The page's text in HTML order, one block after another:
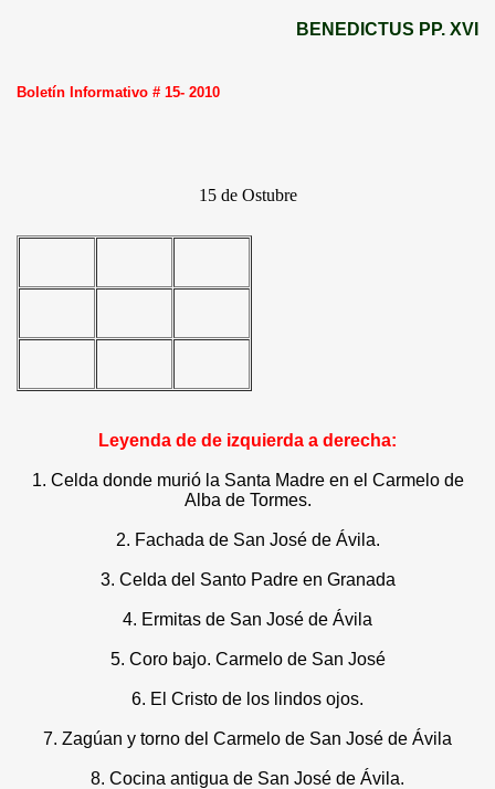
BENEDICTUS PP. XVI
Boletín Informativo # 15- 2010
15 de Ostubre
Leyenda de de izquierda a derecha:
1. Celda donde murió la Santa Madre en el Carmelo de
Alba de Tormes.
2. Fachada de San José de Ávila.
3. Celda del Santo Padre en Granada
4. Ermitas de San José de Ávila
5. Coro bajo. Carmelo de San José
6. El Cristo de los lindos ojos.
7. Zagúan y torno del Carmelo de San José de Ávila
8. Cocina antigua de San José de Ávila.